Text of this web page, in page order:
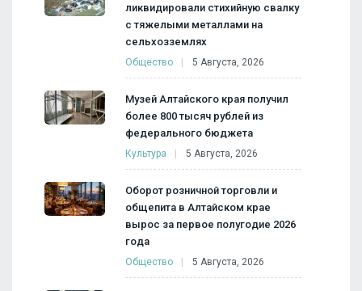
ликвидировали стихийную свалку
с тяжелыми металлами на
сельхозземлях
Общество 5 Августа, 2026
Музей Алтайского края получил
более 800 тысяч рублей из
федерального бюджета
Культура 5 Августа, 2026
Оборот розничной торговли и
общепита в Алтайском крае
вырос за первое полугодие 2026
года
Общество 5 Августа, 2026